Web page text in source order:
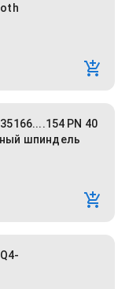
PN 40
шпиндель